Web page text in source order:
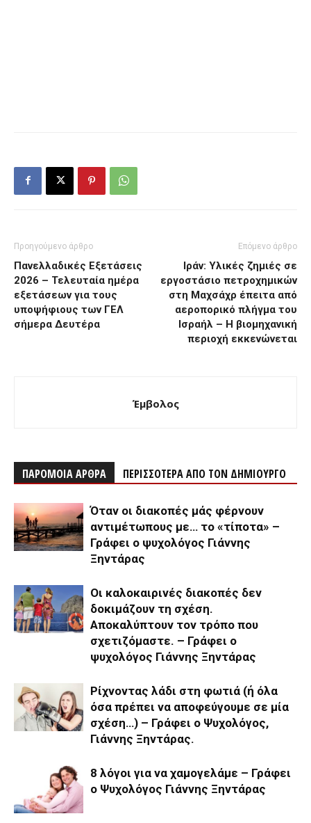
Προηγούμενο άρθρο
Πανελλαδικές Εξετάσεις
2026 – Τελευταία ημέρα
εξετάσεων για τους
υποψήφιους των ΓΕΛ
σήμερα Δευτέρα
Επόμενο άρθρο
Ιράν: Υλικές ζημιές σε
εργοστάσιο πετροχημικών
στη Μαχσάχρ έπειτα από
αεροπορικό πλήγμα του
Ισραήλ – Η βιομηχανική
περιοχή εκκενώνεται
Έμβολος
ΠΑΡΟΜΟΙΑ ΑΡΘΡΑ ΠΕΡΙΣΣΟΤΕΡΑ ΑΠΟ ΤΟΝ ΔΗΜΙΟΥΡΓΟ
Όταν οι διακοπές μάς φέρνουν
αντιμέτωπους με… το «τίποτα» –
Γράφει ο ψυχολόγος Γιάννης
Ξηντάρας
Οι καλοκαιρινές διακοπές δεν
δοκιμάζουν τη σχέση.
Αποκαλύπτουν τον τρόπο που
σχετιζόμαστε. – Γράφει ο
ψυχολόγος Γιάννης Ξηντάρας
Ρίχνοντας λάδι στη φωτιά (ή όλα
όσα πρέπει να αποφεύγουμε σε μία
σχέση…) – Γράφει ο Ψυχολόγος,
Γιάννης Ξηντάρας.
8 λόγοι για να χαμογελάμε – Γράφει
ο Ψυχολόγος Γιάννης Ξηντάρας